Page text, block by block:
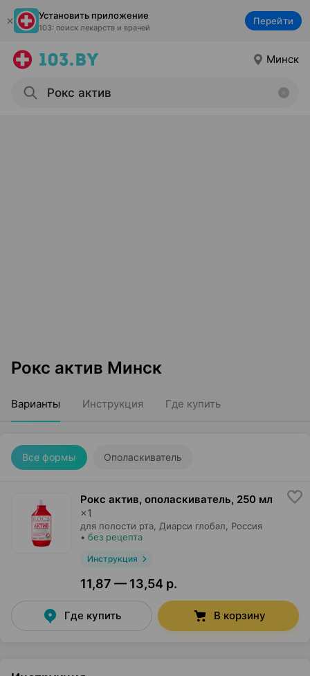
Установить приложение
103: поиск лекарств и врачей
Перейти
Минск
Рокс актив Минск
Варианты Инструкция Где купить
Все формы Ополаскиватель
Рокс актив, ополаскиватель, 250 мл
×1
для полости рта, Диарси глобал , Россия
• без рецепта
Инструкция
11,87 — 13,54 р.
Где купить В корзину